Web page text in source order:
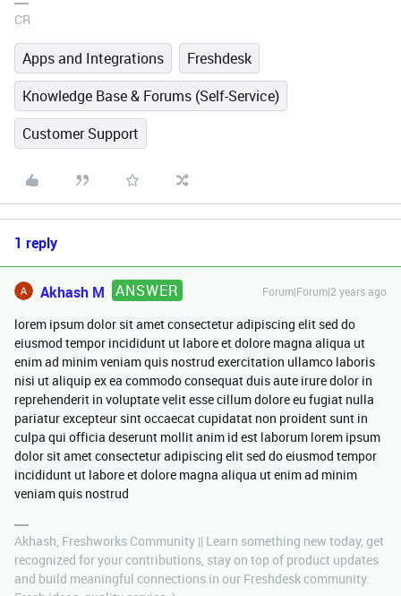
CR
Apps and Integrations
Freshdesk
Knowledge Base & Forums (Self-Service)
Customer Support
1 reply
Akhash M ANSWER Forum|Forum|2 years ago
lorem ipsum dolor sit amet consectetur adipiscing elit sed do
eiusmod tempor incididunt ut labore et dolore magna aliqua ut
enim ad minim veniam quis nostrud exercitation ullamco laboris
nisi ut aliquip ex ea commodo consequat duis aute irure dolor in
reprehenderit in voluptate velit esse cillum dolore eu fugiat nulla
pariatur excepteur sint occaecat cupidatat non proident sunt in
culpa qui officia deserunt mollit anim id est laborum lorem ipsum
dolor sit amet consectetur adipiscing elit sed do eiusmod tempor
incididunt ut labore et dolore magna aliqua ut enim ad minim
veniam quis nostrud
Akhash, Freshworks Community || Learn something new today, get
recognized for your contributions, stay on top of product updates
and build meaningful connections in our Freshdesk community.